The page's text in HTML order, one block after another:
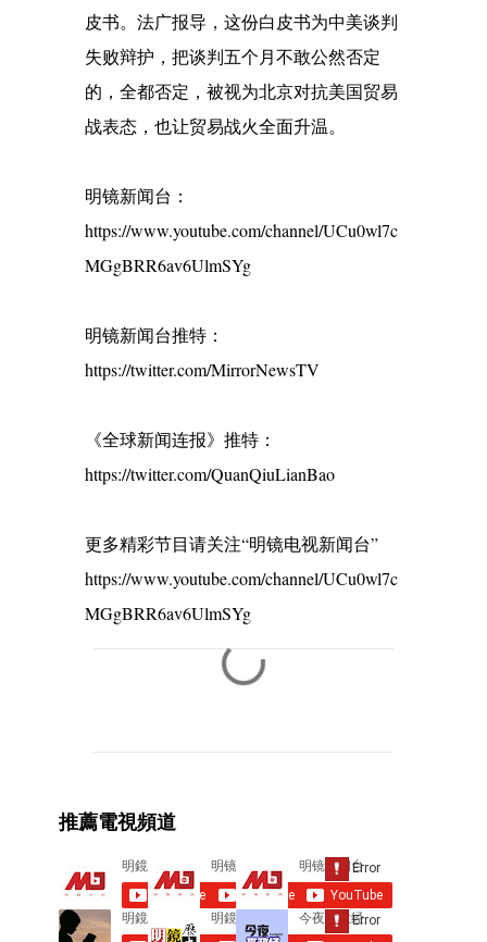
皮书。法广报导，这份白皮书为中美谈判
失败辩护，把谈判五个月不敢公然否定
的，全都否定，被视为北京对抗美国贸易
战表态，也让贸易战火全面升温。
明镜新闻台：
https://www.youtube.com/channel/UCu0wl7c
MGgBRR6av6UlmSYg
明镜新闻台推特：
https://twitter.com/MirrorNewsTV
《全球新闻连报》推特：
https://twitter.com/QuanQiuLianBao
更多精彩节目请关注“明镜电视新闻台”
https://www.youtube.com/channel/UCu0wl7c
MGgBRR6av6UlmSYg
n
t
s
推薦電視頻道